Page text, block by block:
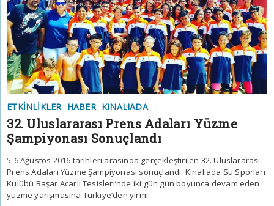
ETKINLIKLER HABER KINALIADA
32. Uluslararası Prens Adaları Yüzme
Şampiyonası Sonuçlandı
5-6 Ağustos 2016 tarihleri arasında gerçekleştirilen 32. Uluslararası
Prens Adaları Yüzme Şampiyonası sonuçlandı. Kınalıada Su Sporları
Kulübü Başar Acarlı Tesisleri’nde iki gün gün boyunca devam eden
yüzme yarışmasına Türkiye’den yirmi